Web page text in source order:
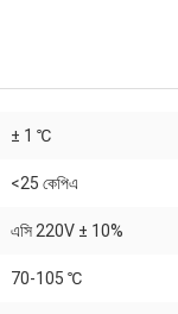
± 1 ℃
<25 কেপিএ
এসি 220V ± 10%
70-105 ℃